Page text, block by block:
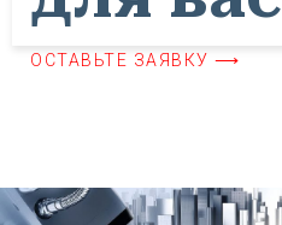
ОСТАВЬТЕ ЗАЯВКУ ⟶